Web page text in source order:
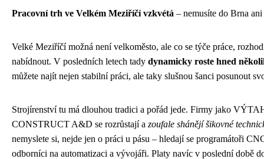
Pracovní trh ve Velkém Meziříčí vzkvétá – nemusíte do Brna
Velké Meziříčí možná není velkoměsto, ale co se týče práce,
nabídnout. V posledních letech tady dynamicky roste hned
můžete najít nejen stabilní práci, ale taky slušnou šanci posunout
Strojírenství tu má dlouhou tradici a pořád jede. Firmy jako
CONSTRUCT A&D se rozrůstají a zoufale shánějí šikovné
nemyslete si, nejde jen o práci u pásu – hledají se programátoři
odborníci na automatizaci a vývojáři. Platy navíc v poslední době